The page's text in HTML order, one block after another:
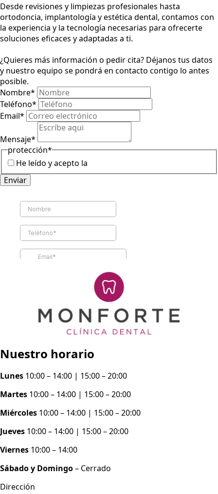
Desde revisiones y limpiezas profesionales hasta
ortodoncia, implantología y estética dental, contamos con
la experiencia y la tecnología necesarias para ofrecerte
soluciones eficaces y adaptadas a ti.
¿Quieres más información o pedir cita? Déjanos tus datos
y nuestro equipo se pondrá en contacto contigo lo antes
posible.
Nombre*
Teléfono*
Email*
Mensaje*
protección*
He leído y acepto la
Enviar
Nuestro horario
Lunes 10:00 – 14:00 | 15:00 – 20:00
Martes 10:00 – 14:00 | 15:00 – 20:00
Miércoles 10:00 – 14:00 | 15:00 – 20:00
Jueves 10:00 – 14:00 | 15:00 – 20:00
Viernes 10:00 – 14:00
Sábado y Domingo– Cerrado
Dirección